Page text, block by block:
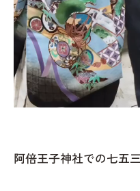
阿倍王子神社での七五